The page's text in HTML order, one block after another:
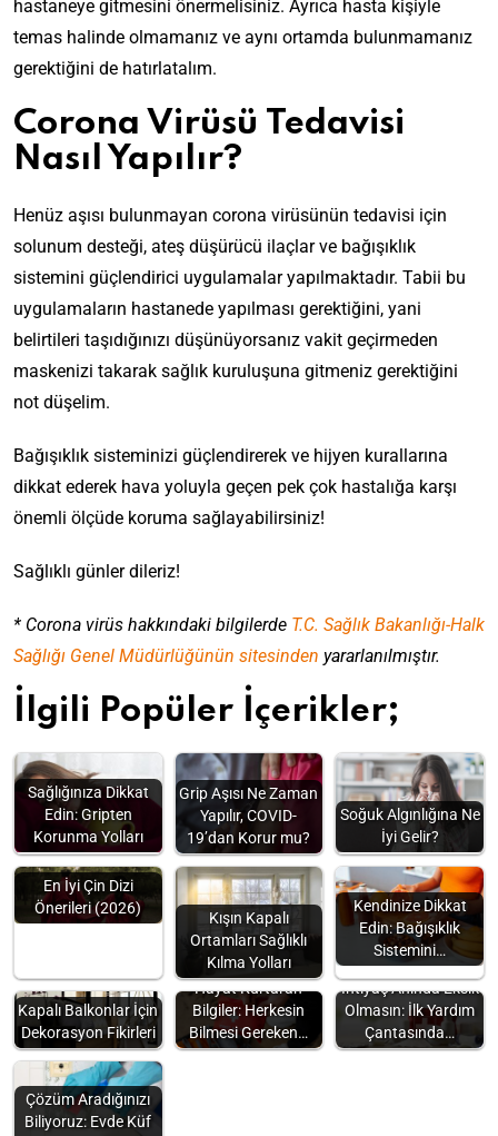
hastaneye gitmesini önermelisiniz. Ayrıca hasta kişiyle
temas halinde olmamanız ve aynı ortamda bulunmamanız
gerektiğini de hatırlatalım.
Corona Virüsü Tedavisi
Nasıl Yapılır?
Henüz aşısı bulunmayan corona virüsünün tedavisi için
solunum desteği, ateş düşürücü ilaçlar ve bağışıklık
sistemini güçlendirici uygulamalar yapılmaktadır. Tabii bu
uygulamaların hastanede yapılması gerektiğini, yani
belirtileri taşıdığınızı düşünüyorsanız vakit geçirmeden
maskenizi takarak sağlık kuruluşuna gitmeniz gerektiğini
not düşelim.
Bağışıklık sisteminizi güçlendirerek ve hijyen kurallarına
dikkat ederek hava yoluyla geçen pek çok hastalığa karşı
önemli ölçüde koruma sağlayabilirsiniz!
Sağlıklı günler dileriz!
* Corona virüs hakkındaki bilgilerde T.C. Sağlık Bakanlığı-Halk
Sağlığı Genel Müdürlüğünün sitesinden yararlanılmıştır.
İlgili Popüler İçerikler;
Sağlığınıza Dikkat
Edin: Gripten
Korunma Yolları
Grip Aşısı Ne Zaman
Yapılır, COVID-
19’dan Korur mu?
Soğuk Algınlığına Ne
İyi Gelir?
En İyi Çin Dizi
Önerileri (2026)
Kışın Kapalı
Ortamları Sağlıklı
Kılma Yolları
Kendinize Dikkat
Edin: Bağışıklık
Sistemini…
Kapalı Balkonlar İçin
Dekorasyon Fikirleri
Hayat Kurtaran
Bilgiler: Herkesin
Bilmesi Gereken…
İhtiyaç Anında Eksik
Olmasın: İlk Yardım
Çantasında…
Çözüm Aradığınızı
Biliyoruz: Evde Küf